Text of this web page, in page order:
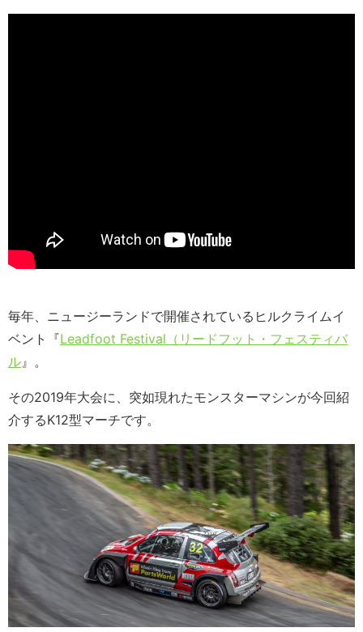
毎年、ニュージーランドで開催されているヒルクライムイ
ベント『Leadfoot Festival（リードフット・フェスティバ
ル 』。
その2019年大会に、突如現れたモンスターマシンが今回紹
介するK12型マーチです。